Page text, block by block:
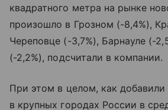
квадратного метра на рынке
произошло в Грозном (-8,4%),
Череповце (-3,7%), Барнауле (-
(-2,2%), подсчитали в компании.
При этом в целом, как
в крупных городах России в